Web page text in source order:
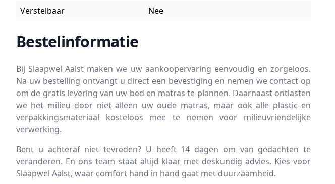
Verstelbaar
Nee
Bestelinformatie
Bij Slaapwel Aalst maken we uw aankoopervaring eenvoudig en zorgeloos.
Na uw bestelling ontvangt u direct een bevestiging en nemen we contact op
om de gratis levering van uw bed en matras te plannen. Daarnaast ontlasten
we het milieu door niet alleen uw oude matras, maar ook alle plastic en
verpakkingsmateriaal kosteloos mee te nemen voor milieuvriendelijke
verwerking.
Bent u achteraf niet tevreden? U heeft 14 dagen om van gedachten te
veranderen. En ons team staat altijd klaar met deskundig advies. Kies voor
Slaapwel Aalst, waar comfort hand in hand gaat met duurzaamheid.